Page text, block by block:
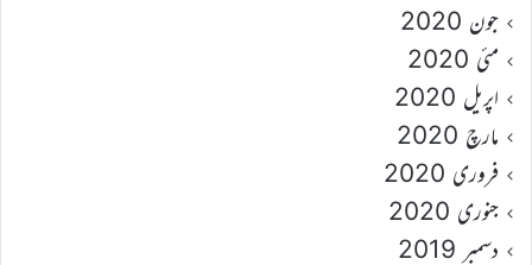
جون 2020
مئی 2020
اپریل 2020
مارچ 2020
فروری 2020
جنوری 2020
دسمبر 2019